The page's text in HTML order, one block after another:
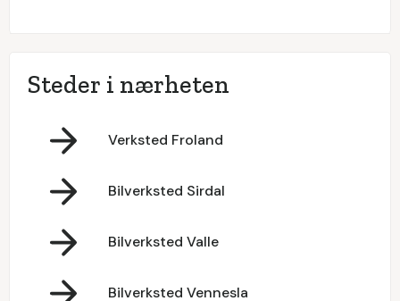
Steder i nærheten
Verksted Froland
Bilverksted Sirdal
Bilverksted Valle
Bilverksted Vennesla